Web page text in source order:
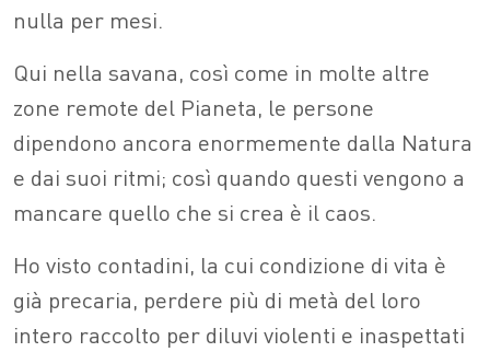
nulla per mesi.
Qui nella savana, così come in molte altre
zone remote del Pianeta, le persone
dipendono ancora enormemente dalla Natura
e dai suoi ritmi; così quando questi vengono a
mancare quello che si crea è il caos.
Ho visto contadini, la cui condizione di vita è
già precaria, perdere più di metà del loro
intero raccolto per diluvi violenti e inaspettati